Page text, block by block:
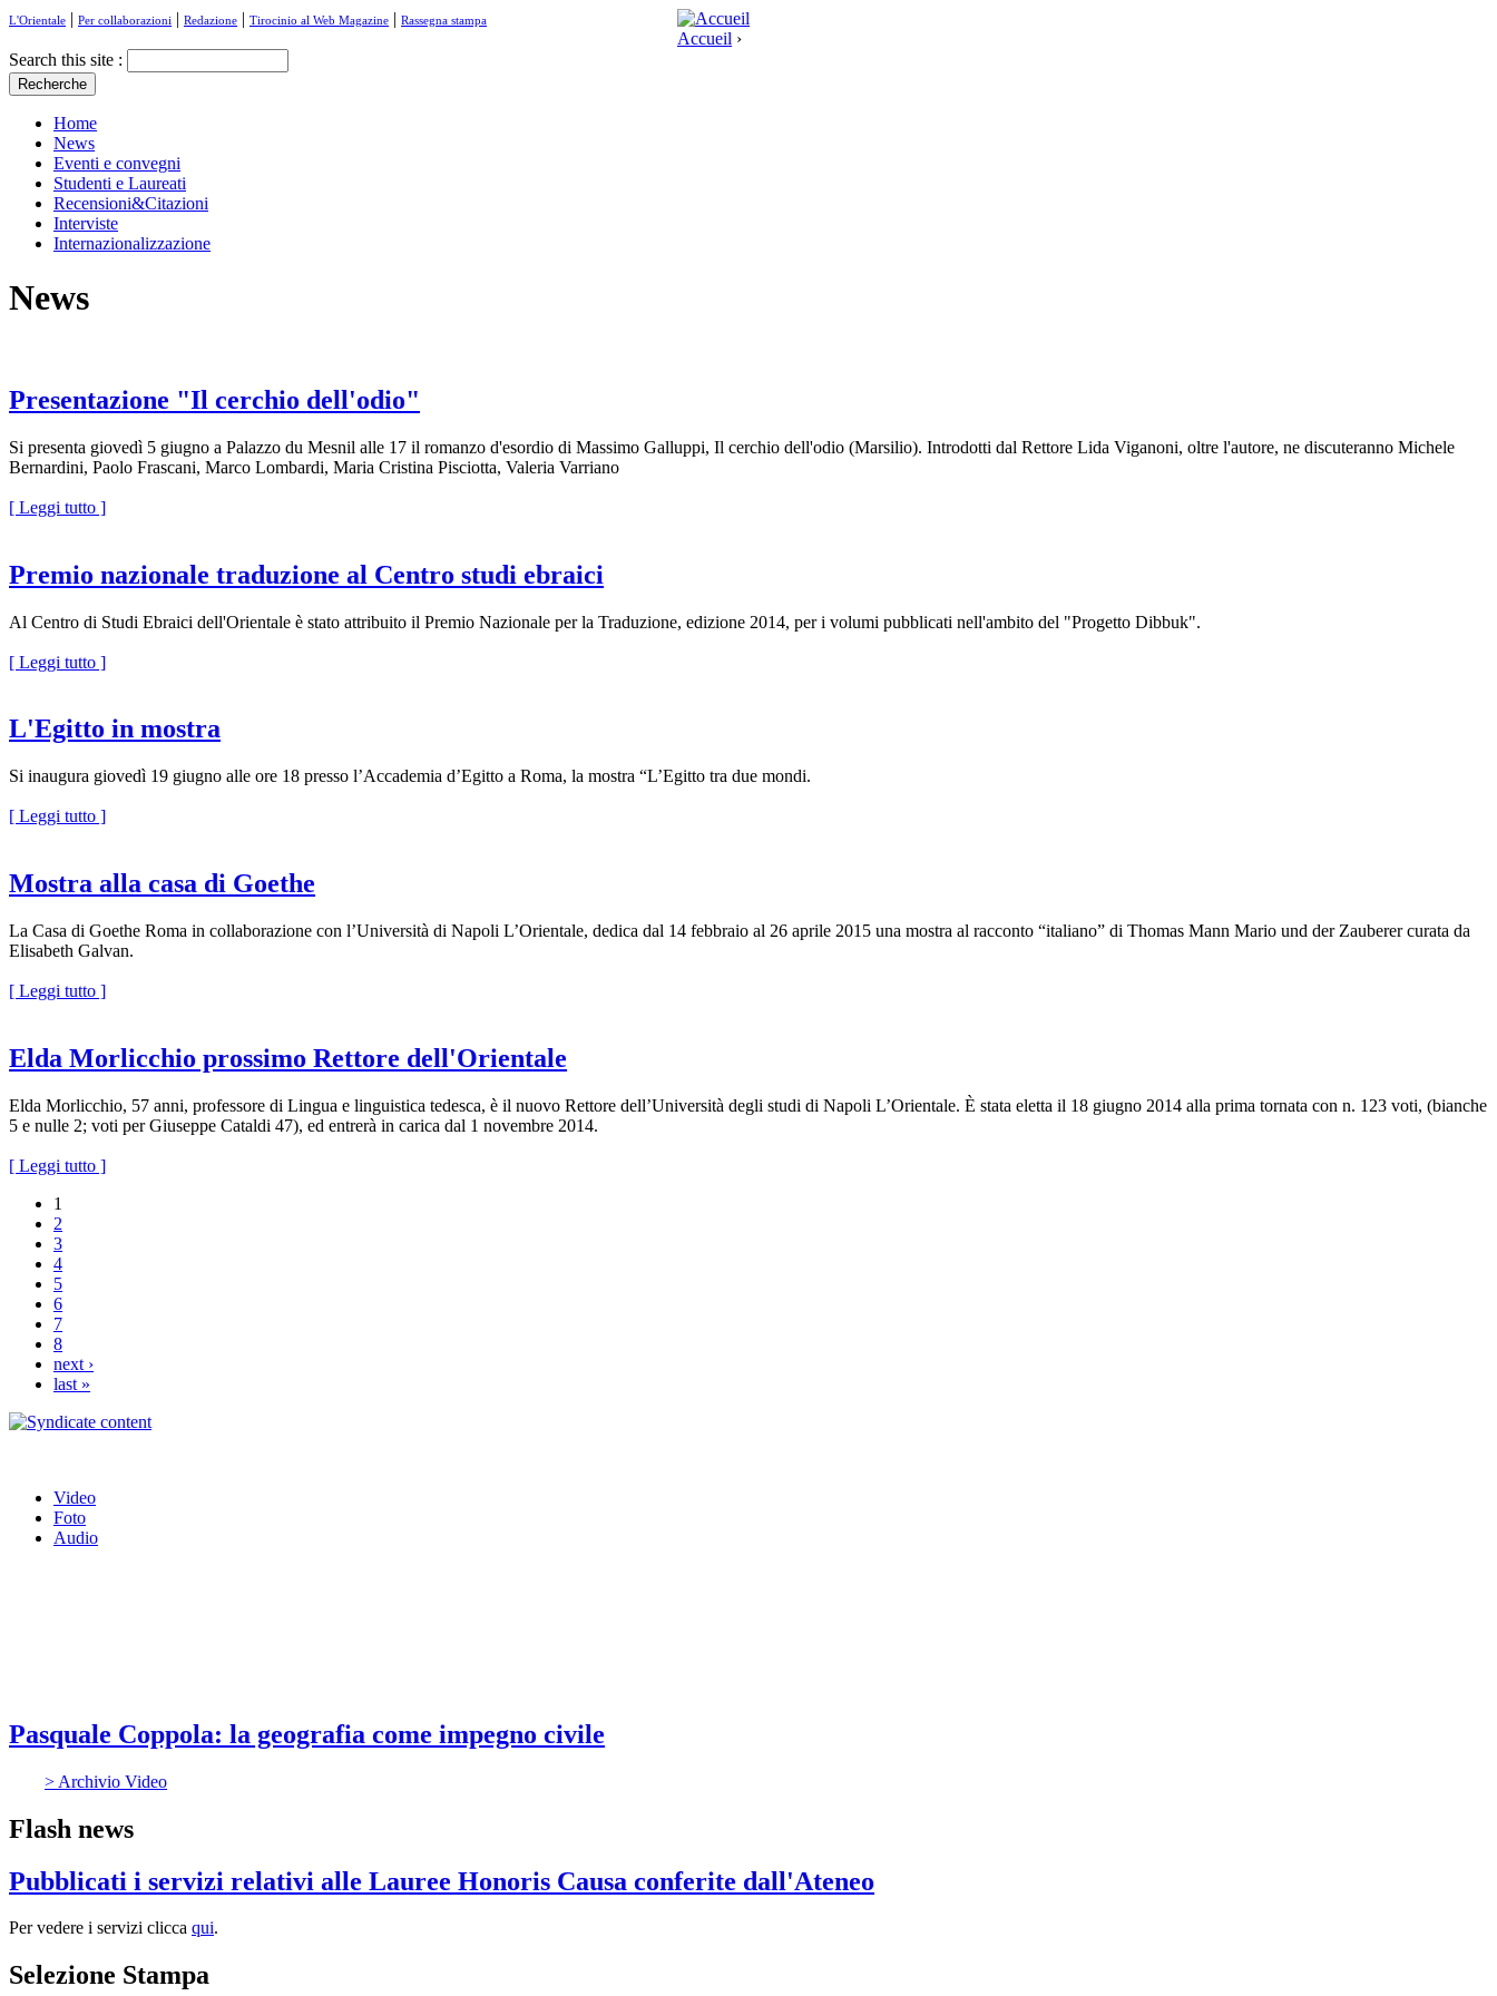
L'Orientale | Per collaborazioni | Redazione | Tirocinio al Web Magazine | Rassegna stampa
Accueil ›
Search this site :
Home
News
Eventi e convegni
Studenti e Laureati
Recensioni&Citazioni
Interviste
Internazionalizzazione
News
Presentazione "Il cerchio dell'odio"
Si presenta giovedì 5 giugno a Palazzo du Mesnil alle 17 il romanzo d'esordio di Massimo Galluppi, Il cerchio dell'odio (Marsilio). Introdotti dal Rettore Lida Viganoni, oltre l'autore, ne discuteranno Michele
Bernardini, Paolo Frascani, Marco Lombardi, Maria Cristina Pisciotta, Valeria Varriano
[ Leggi tutto ]
Premio nazionale traduzione al Centro studi ebraici
Al Centro di Studi Ebraici dell'Orientale è stato attribuito il Premio Nazionale per la Traduzione, edizione 2014, per i volumi pubblicati nell'ambito del "Progetto Dibbuk".
[ Leggi tutto ]
L'Egitto in mostra
Si inaugura giovedì 19 giugno alle ore 18 presso l’Accademia d’Egitto a Roma, la mostra “L’Egitto tra due mondi.
[ Leggi tutto ]
Mostra alla casa di Goethe
La Casa di Goethe Roma in collaborazione con l’Università di Napoli L’Orientale, dedica dal 14 febbraio al 26 aprile 2015 una mostra al racconto “italiano” di Thomas Mann Mario und der Zauberer curata da
Elisabeth Galvan.
[ Leggi tutto ]
Elda Morlicchio prossimo Rettore dell'Orientale
Elda Morlicchio, 57 anni, professore di Lingua e linguistica tedesca, è il nuovo Rettore dell’Università degli studi di Napoli L’Orientale. È stata eletta il 18 giugno 2014 alla prima tornata con n. 123 voti, (bianche
5 e nulle 2; voti per Giuseppe Cataldi 47), ed entrerà in carica dal 1 novembre 2014.
[ Leggi tutto ]
1
2
3
4
5
6
7
8
next ›
last »
Video
Foto
Audio
Pasquale Coppola: la geografia come impegno civile
> Archivio Video
Flash news
Pubblicati i servizi relativi alle Lauree Honoris Causa conferite dall'Ateneo
Per vedere i servizi clicca qui.
Selezione Stampa